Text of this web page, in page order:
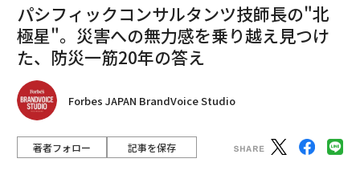
パシフィックコンサルタンツ技師長の"北
極星"。災害への無力感を乗り越え見つけ
た、防災一筋20年の答え
Forbes JAPAN BrandVoice Studio
著者フォロー 記事を保存